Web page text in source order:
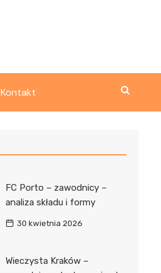
Kontakt
FC Porto – zawodnicy –
analiza składu i formy
30 kwietnia 2026
Wieczysta Kraków –